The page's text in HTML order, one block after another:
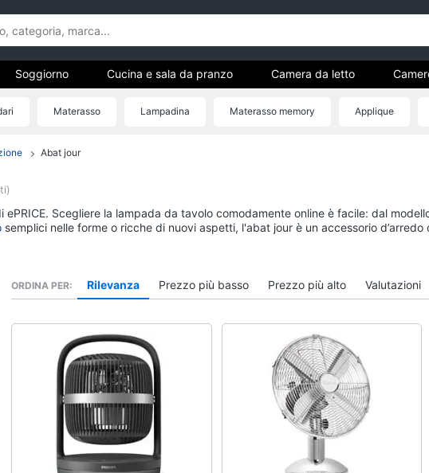
Arredo
Soggiorno
Lampadari
Vedi tutti
Sedie
Vedi tutti Vedi
Studio e ufficio
Lampadari
Scrivania
Sedie ufficio
Scrivania ufficio
Vedi tutti
Mobili bagno
Box doccia
Vasca da bagno
Soggiorno Cucina e sala da pranzo Camera da letto
Materasso Lampadina Materasso memory Applique
Abat jour
ePRICE. Scegliere la lampada da tavolo comodamente online è facile: dal
semplici nelle forme o ricche di nuovi aspetti, l'abat jour è un accessorio
ORDINA PER Rilevanza Prezzo più basso Prezzo più alto Valutazioni